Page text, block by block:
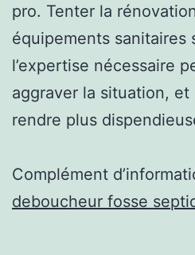
pro. Tenter la
équipements sanitaires
l’expertise nécessaire
aggraver la situation, et
rendre plus
Complément
deboucheur fosse